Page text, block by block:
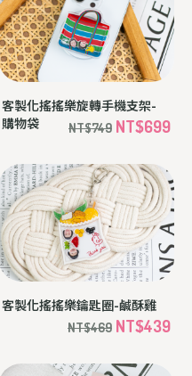
客製化搖搖樂旋轉手機支架-
購物袋
NT$749 NT$699
客製化搖搖樂鑰匙圈-鹹酥雞
NT$469 NT$439